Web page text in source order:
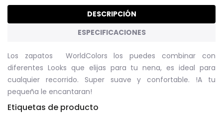
DESCRIPCIÓN
ESPECIFICACIONES
Los zapatos WorldColors los puedes combinar con
diferentes Looks que elijas para tu nena, es ideal para
cualquier recorrido. Super suave y confortable. !A tu
pequeña le encantaran!
Etiquetas de producto